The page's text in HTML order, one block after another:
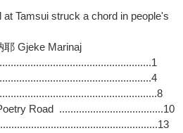
Tamsui struck a chord in people's
耶 Gjeke Marinaj
Road .....................................10